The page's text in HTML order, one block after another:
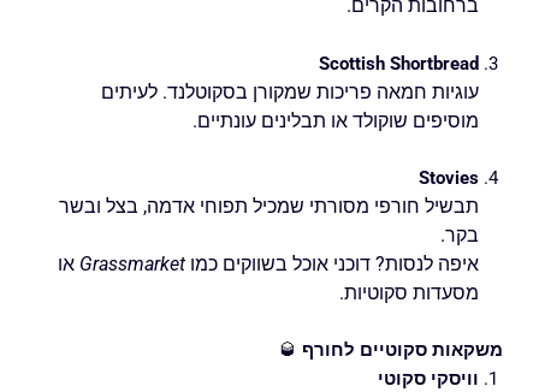
ברחובות הקרים.
Scottish Shortbread
עוגיות חמאה פריכות שמקורן בסקוטלנד. לעיתים
מוסיפים שוקולד או תבלינים עונתיים.
Stovies
תבשיל חורפי מסורתי שמכיל תפוחי אדמה, בצל ובשר
בקר.
איפה לנסות? דוכני אוכל בשווקים כמו Grassmarket או
מסעדות סקוטיות.
משקאות סקוטיים לחורף 🥃
וויסקי סקוטי